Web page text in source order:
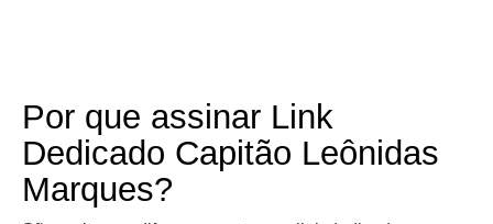
Por que assinar Link
Dedicado Capitão Leônidas
Marques?